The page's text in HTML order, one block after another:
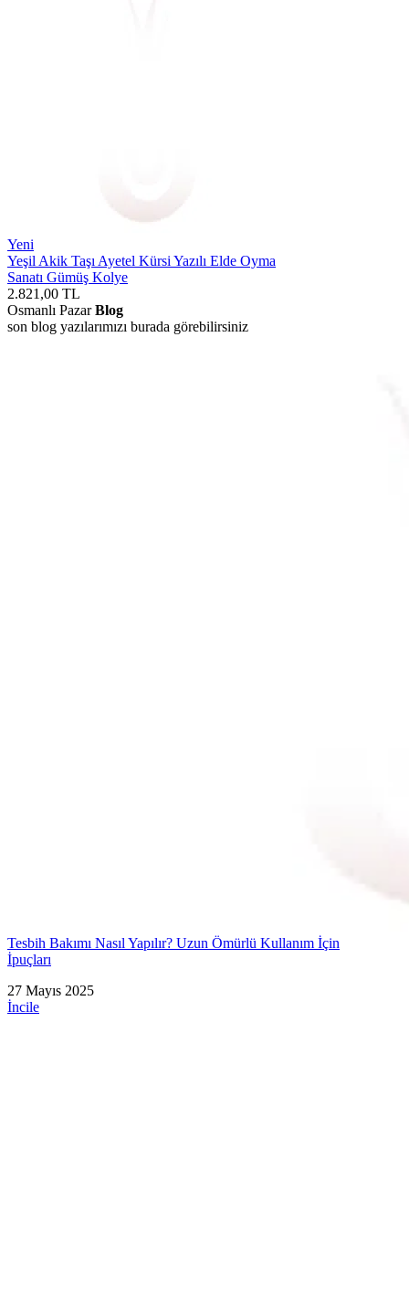
Yeni
Yeşil Akik Taşı Ayetel Kürsi Yazılı Elde Oyma
Sanatı Gümüş Kolye
2.821,00 TL
Osmanlı PazarBlog
son blog yazılarımızı burada görebilirsiniz
Tesbih Bakımı Nasıl Yapılır? Uzun Ömürlü Kullanım İçin
İpuçları
27 Mayıs 2025
İncile